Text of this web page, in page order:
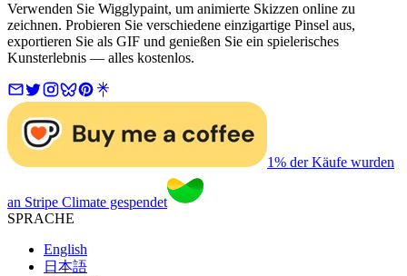
Verwenden Sie Wigglypaint, um animierte Skizzen online zu
zeichnen. Probieren Sie verschiedene einzigartige Pinsel aus,
exportieren Sie als GIF und genießen Sie ein spielerisches
Kunsterlebnis — alles kostenlos.
1% der Käufe wurden
an Stripe Climate gespendet
SPRACHE
English
日本語